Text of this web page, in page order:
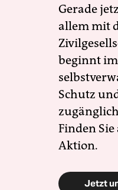
Gerade
allem mit
beginnt
Schutz
Finden
Aktion.
Jetzt